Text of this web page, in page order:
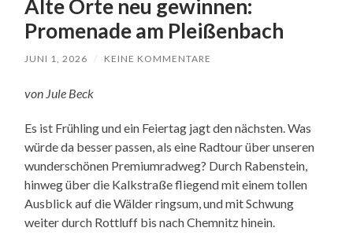
Alte Orte neu gewinnen:
Promenade am Pleißenbach
JUNI 1, 2026 / KEINE KOMMENTARE
von Jule Beck
Es ist Frühling und ein Feiertag jagt den nächsten. Was
würde da besser passen, als eine Radtour über unseren
wunderschönen Premiumradweg? Durch Rabenstein,
hinweg über die Kalkstraße fliegend mit einem tollen
Ausblick auf die Wälder ringsum, und mit Schwung
weiter durch Rottluff bis nach Chemnitz hinein.